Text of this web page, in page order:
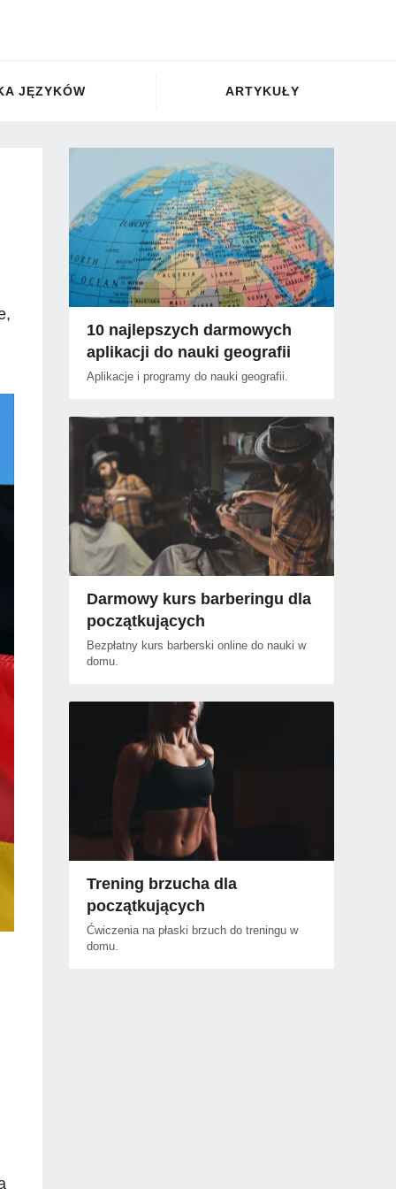
JĘZYKÓW ARTYKUŁY
10 najlepszych darmowych
aplikacji do nauki geografii
Aplikacje i programy do nauki geografii.
Darmowy kurs barberingu dla
początkujących
Bezpłatny kurs barberski online do nauki w
domu.
Trening brzucha dla
początkujących
Ćwiczenia na płaski brzuch do treningu w
domu.